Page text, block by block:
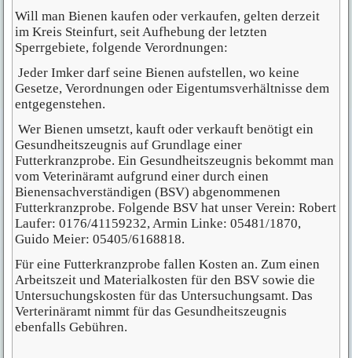
Will man Bienen kaufen oder verkaufen, gelten derzeit
im Kreis Steinfurt, seit Aufhebung der letzten
Sperrgebiete, folgende Verordnungen:
Jeder Imker darf seine Bienen aufstellen, wo keine
Gesetze, Verordnungen oder Eigentumsverhältnisse dem
entgegenstehen.
Wer Bienen umsetzt, kauft oder verkauft benötigt ein
Gesundheitszeugnis auf Grundlage einer
Futterkranzprobe. Ein Gesundheitszeugnis bekommt man
vom Veterinäramt aufgrund einer durch einen
Bienensachverständigen (BSV) abgenommenen
Futterkranzprobe. Folgende BSV hat unser Verein: Robert
Laufer: 0176/41159232, Armin Linke: 05481/1870,
Guido Meier: 05405/6168818.
Für eine Futterkranzprobe fallen Kosten an. Zum einen
Arbeitszeit und Materialkosten für den BSV sowie die
Untersuchungskosten für das Untersuchungsamt. Das
Verterinäramt nimmt für das Gesundheitszeugnis
ebenfalls Gebühren.